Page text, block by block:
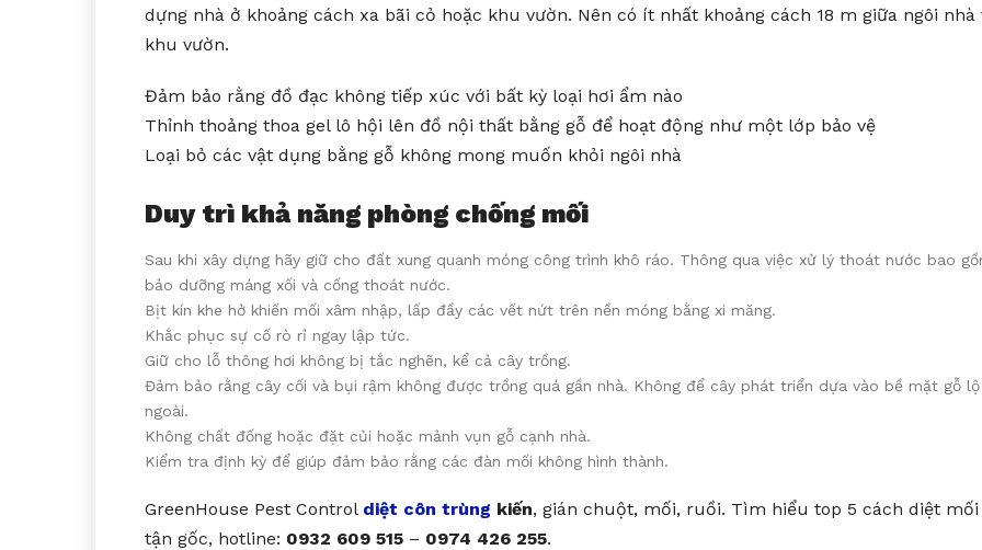
dựng nhà ở khoảng cách xa bãi cỏ hoặc khu vườn. Nên có ít nhất khoảng cách 18 m giữa ngôi nhà
khu vườn.
Đảm bảo rằng đồ đạc không tiếp xúc với bất kỳ loại hơi ẩm nào
Thỉnh thoảng thoa gel lô hội lên đồ nội thất bằng gỗ để hoạt động như một lớp bảo vệ
Loại bỏ các vật dụng bằng gỗ không mong muốn khỏi ngôi nhà
Duy trì khả năng phòng chống mối
Sau khi xây dựng hãy giữ cho đất xung quanh móng công trình khô ráo. Thông qua việc xử lý thoát nước bao
bảo dưỡng máng xối và cống thoát nước.
Bịt kín khe hở khiến mối xâm nhập, lấp đầy các vết nứt trên nền móng bằng xi măng.
Khắc phục sự cố rò rỉ ngay lập tức.
Giữ cho lỗ thông hơi không bị tắc nghẽn, kể cả cây trồng.
Đảm bảo rằng cây cối và bụi rậm không được trồng quá gần nhà. Không để cây phát triển dựa vào bề mặt gỗ
ngoài.
Không chất đống hoặc đặt củi hoặc mảnh vụn gỗ cạnh nhà.
Kiểm tra định kỳ để giúp đảm bảo rằng các đàn mối không hình thành.
GreenHouse Pest Control diệt côn trùng kiến, gián chuột, mối, ruồi. Tìm hiểu top 5 cách diệt mối
tận gốc, hotline: 0932 609 515 – 0974 426 255.